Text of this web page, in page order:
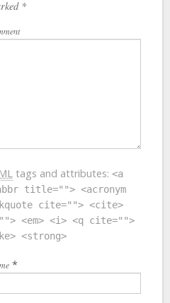
*
tags and attributes: <a
title=""> <acronym
cite=""> <cite>
<em> <i> <q cite="">
<strong>
*